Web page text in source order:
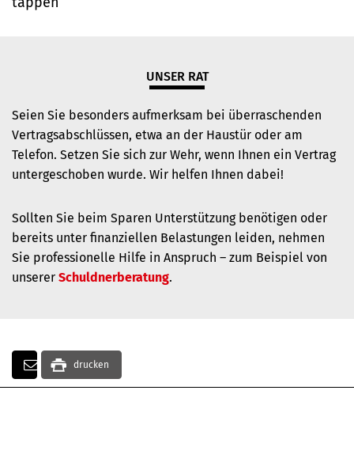
UNSER RAT
Seien Sie besonders aufmerksam bei überraschenden
Vertragsabschlüssen, etwa an der Haustür oder am
Telefon. Setzen Sie sich zur Wehr, wenn Ihnen ein Vertrag
untergeschoben wurde. Wir helfen Ihnen dabei!
Sollten Sie beim Sparen Unterstützung benötigen oder
bereits unter finanziellen Belastungen leiden, nehmen
Sie professionelle Hilfe in Anspruch – zum Beispiel von
unserer Schuldnerberatung.
drucken